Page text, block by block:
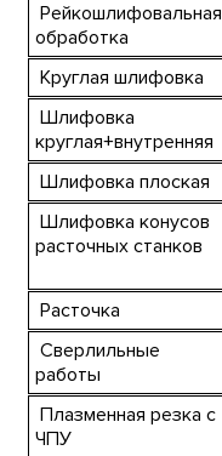
Рейкошлифовальная
обработка
Круглая шлифовка
Шлифовка
круглая+внутренняя
Шлифовка плоская
Шлифовка конусов
расточных станков
Расточка
Сверлильные
работы
Плазменная резка с
ЧПУ